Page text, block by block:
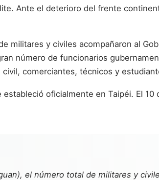
Ante el deterioro del frente
militares y civiles acompañaron al
número de funcionarios
comerciantes, técnicos y
oficialmente en Taipéi. El
el número total de militares y